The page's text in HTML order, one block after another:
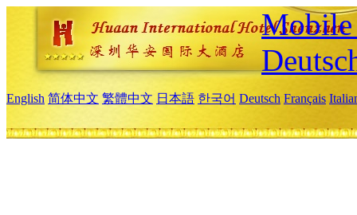
Mobile
English 简体中文 繁體中文 日本語 한국어 Deutsch Français